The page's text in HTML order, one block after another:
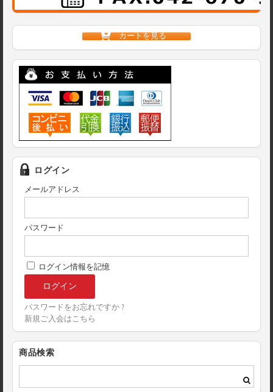
カートを見る
ログイン
メールアドレス
パスワード
ログイン情報を記憶
パスワードをお忘れですか ?
新規ご入会はこちら
商品検索